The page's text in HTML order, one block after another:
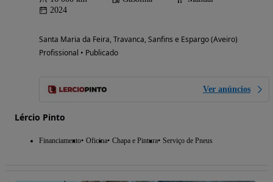
2024
Santa Maria da Feira, Travanca, Sanfins e Espargo (Aveiro)
Profissional • Publicado
Ver anúncios
Lércio Pinto
Financiamento Oficina Chapa e Pintura Serviço de Pneus